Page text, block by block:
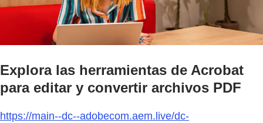
Explora las herramientas de Acrobat
para editar y convertir archivos PDF
https://main--dc--adobecom.aem.live/dc-